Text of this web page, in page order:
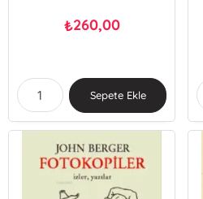
₺260,00
Sepete Ekle